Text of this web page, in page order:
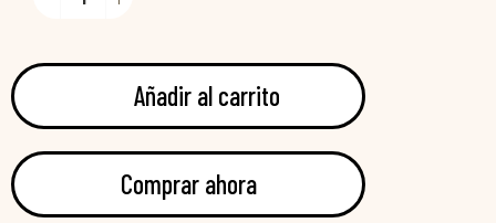
Añadir al carrito
Comprar ahora